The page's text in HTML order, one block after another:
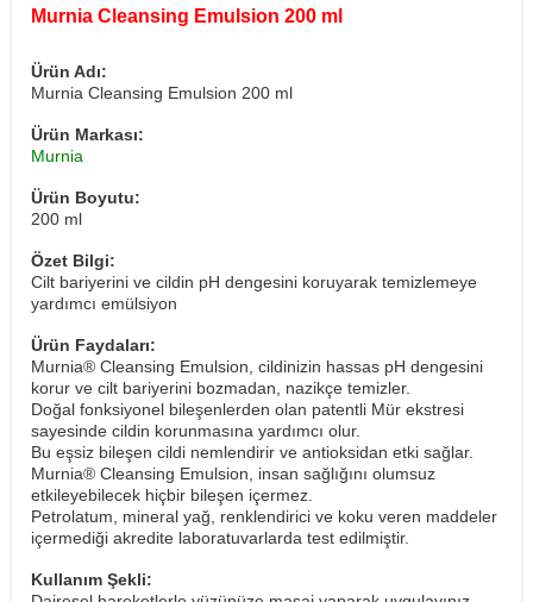
Murnia Cleansing Emulsion 200 ml
Ürün Adı:
Murnia Cleansing Emulsion 200 ml
Ürün Markası:
Murnia
Ürün Boyutu:
200 ml
Özet Bilgi:
Cilt bariyerini ve cildin pH dengesini koruyarak temizlemeye
yardımcı emülsiyon
Ürün Faydaları:
Murnia® Cleansing Emulsion, cildinizin hassas pH dengesini
korur ve cilt bariyerini bozmadan, nazikçe temizler.
Doğal fonksiyonel bileşenlerden olan patentli Mür ekstresi
sayesinde cildin korunmasına yardımcı olur.
Bu eşsiz bileşen cildi nemlendirir ve antioksidan etki sağlar.
Murnia® Cleansing Emulsion, insan sağlığını olumsuz
etkileyebilecek hiçbir bileşen içermez.
Petrolatum, mineral yağ, renklendirici ve koku veren maddeler
içermediği akredite laboratuvarlarda test edilmiştir.
Kullanım Şekli: